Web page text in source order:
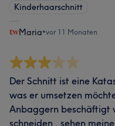
Kinderhaarschnitt
Maria•vor 11 Monaten
Der Schnitt ist eine
was er umsetzen
Anbaggern beschäftigt
schneiden , sehen